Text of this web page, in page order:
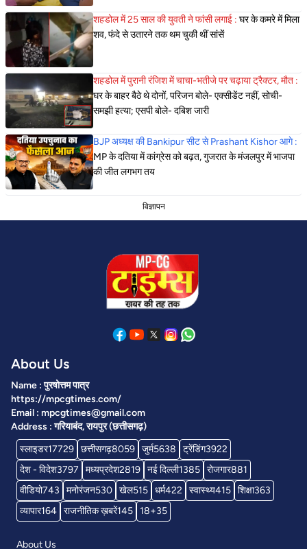
शहडोल में 25 साल की युवती ने फांसी लगाई : घर के कमरे में मिला
शव, फंदे से उतारने तक थम चुकी थीं सांसें
शहडोल में पुरानी रंजिश में चाचा-भतीजे पर चढ़ाया ट्रैक्टर, मौत :
घर के बाहर बैठे थे दोनों, परिजन बोले- एक्सीडेंट नहीं, सोची-
समझी हत्या; एसपी बोले- दबिश जारी
BJP अध्यक्ष की Bankipur सीट से Prashant Kishor आगे :
MP के दतिया में कांग्रेस को बढ़त, गुजरात के मंजलपुर में भाजपा
की जीत लगभग तय
विज्ञापन
About Us
Name : पुरषोत्तम पात्र
https://mpcgtimes.com/
Email : mpcgtimes@gmail.com
Address : गरियाबंद, रायपुर (छत्तीसगढ़)
स्लाइडर17729 छत्तीसगढ़8059 जुर्म5638 ट्रेंडिंग3922
देश - विदेश3797 मध्यप्रदेश2819 नई दिल्ली1385 रोजगार881
वीडियो743 मनोरंजन530 खेल515 धर्म422 स्वास्थ्य415 शिक्षा363
व्यापार164 राजनीतिक ख़बरें145 18+35
About Us